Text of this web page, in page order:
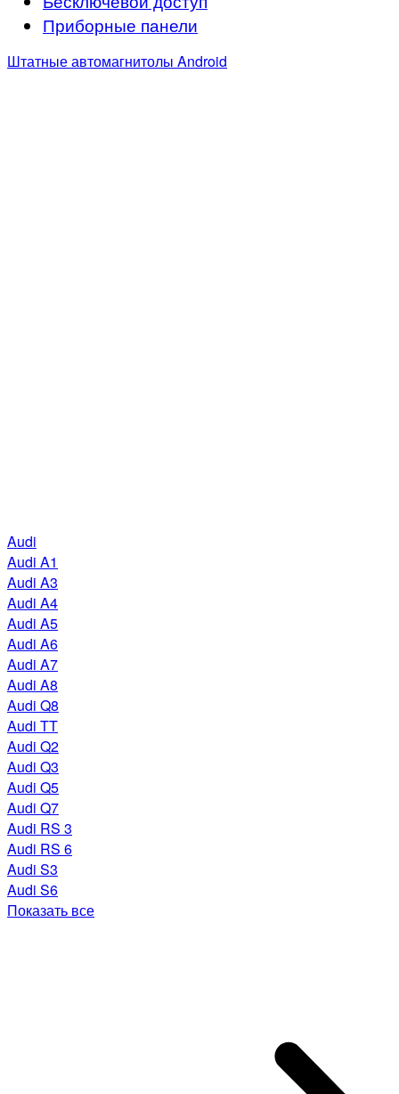
Приборные панели
Штатные автомагнитолы Android
Audi
Audi A1
Audi A3
Audi A4
Audi A5
Audi A6
Audi A7
Audi A8
Audi Q8
Audi TT
Audi Q2
Audi Q3
Audi Q5
Audi Q7
Audi RS 3
Audi RS 6
Audi S3
Audi S6
Показать все